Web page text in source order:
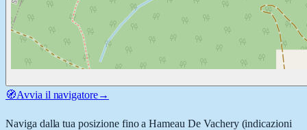
🧭Avvia il navigatore→
Naviga dalla tua posizione fino aHameau De Vachery(indicazioni